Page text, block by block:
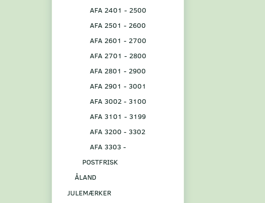
AFA 2401 - 2500
AFA 2501 - 2600
AFA 2601 - 2700
AFA 2701 - 2800
AFA 2801 - 2900
AFA 2901 - 3001
AFA 3002 - 3100
AFA 3101 - 3199
AFA 3200 - 3302
AFA 3303 -
POSTFRISK
ÅLAND
JULEMÆRKER